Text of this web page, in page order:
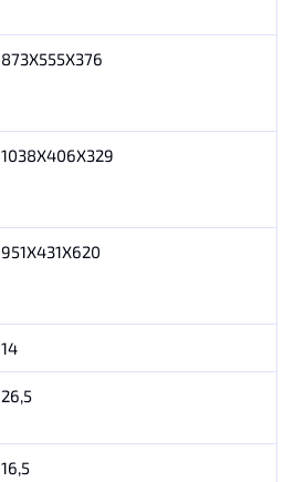
873Х555Х376
1038X406X329
951X431X620
14
26,5
16,5